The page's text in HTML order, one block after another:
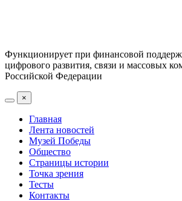
Функционирует при финансовой
цифрового развития, связи и массовых
Российской Федерации
×
Главная
Лента новостей
Музей Победы
Общество
Страницы истории
Точка зрения
Тесты
Контакты